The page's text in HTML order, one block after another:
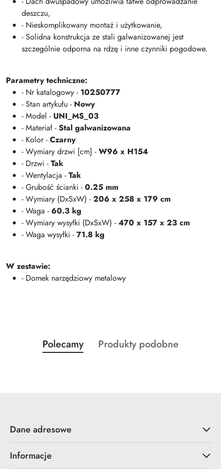
deszczu,
- Nieskomplikowany montaż i użytkowanie,
- Solidna konstrukcja ze stali galwanizowanej jest
szczególnie odporna na rdzę i inne czynniki pogodowe.
Parametry techniczne:
- Nr katalogowy - 10250777
- Stan artykułu - Nowy
- Model - UNI_MS_03
- Materiał -Stal galwanizowana
- Kolor -Czarny
- Wymiary drzwi [cm] -W96 x H154
- Drzwi -Tak
- Wentylacja -Tak
- Grubość ścianki -0.25 mm
- Wymiary (DxSxW) -206 x 258 x 179 cm
- Waga -60.3 kg
- Wymiary wysyłki (DxSxW) -470 x 157 x 23 cm
- Waga wysyłki -71.8 kg
W zestawie:
- Domek narzędziowy metalowy
Pomiń karuzelę produktów
Produkty
o
Polecamy
Produkty
Produkty podobne
Dane adresowe
Informacje